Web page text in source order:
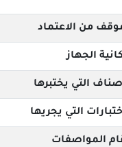
من الاعتماد
الجهاز
التي يختبرها
التي يجريها
المواصفات